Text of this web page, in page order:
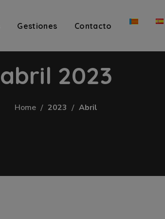
Gestiones Contacto
abril 2023
Home 2023 Abril